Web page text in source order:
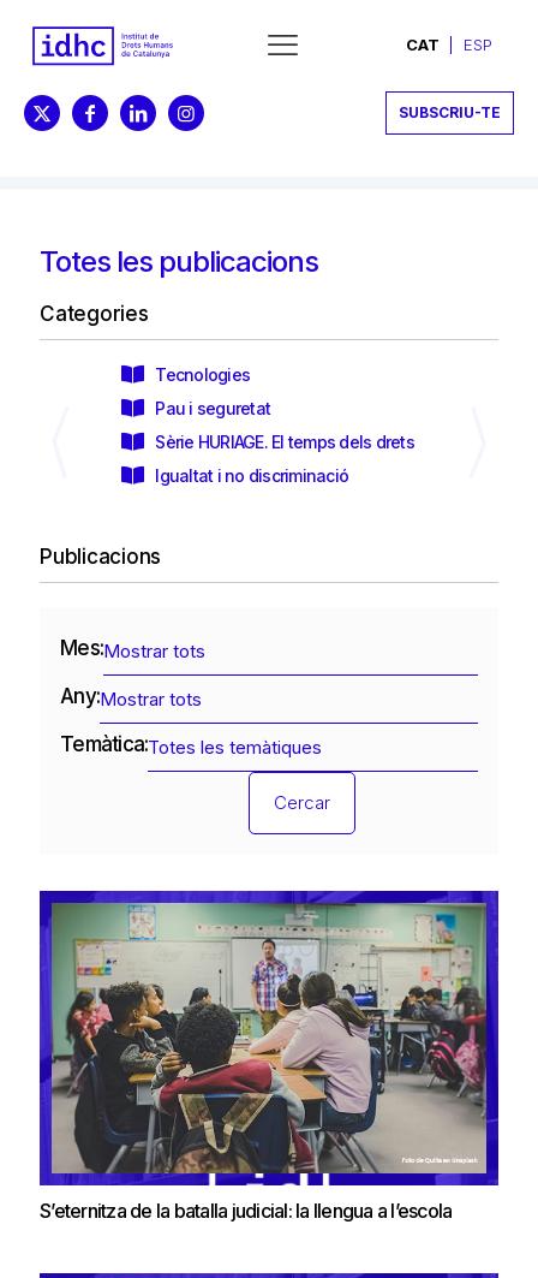
CAT ESP
SUBSCRIU-TE
Totes les publicacions
Categories
Tecnologies
Pau i seguretat
Sèrie HURIAGE. El temps dels drets
Igualtat i no discriminació
Publicacions
Mes:
Any:
Temàtica:
Cercar
S’eternitza de la batalla judicial: la llengua a l’escola